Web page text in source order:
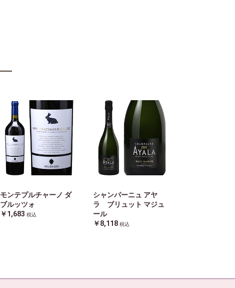
モンテプルチャーノ ダ
ブルッツォ
￥1,683 税込
シャンパーニュ アヤ
ラ ブリュット マジュ
ール
￥8,118 税込